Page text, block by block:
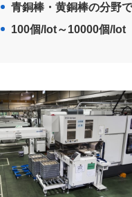
青銅棒・黄銅棒の分野
100個/lot～10000個/lot